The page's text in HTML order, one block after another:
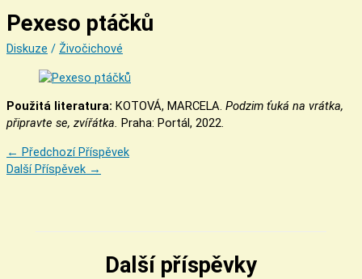
Pexeso ptáčků
Diskuze / Živočichové
Použitá literatura: KOTOVÁ, MARCELA. Podzim ťuká na vrátka,
připravte se, zvířátka. Praha: Portál, 2022.
← Předchozí Příspěvek
Další Příspěvek →
Další příspěvky